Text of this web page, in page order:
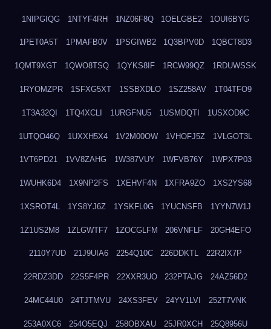
1NIPGIQG 1NTYF4RH 1NZ06F8Q 1OELGBE2 1OUI6BYG
1PET0A5T 1PMAFB0V 1PSGIWB2 1Q3BPV0D 1QBCT8D3
1QMT9XGT 1QWO8TSQ 1QYKS8IF 1RCW99QZ 1RDUWSSK
1RYOMZPR 1SFXG5XT 1SSBXDLO 1SZ258AV 1T04TFO9
1T3A32QI 1TQ4XCLI 1URGFNU5 1USMDQTI 1USXOD9C
1UTQO46Q 1UXXH5X4 1V2M00OW 1VHOFJ5Z 1VLGOT3L
1VT6PD21 1VV8ZAHG 1W387VUY 1WFVB76Y 1WPX7P03
1WUHK6D4 1X9NP2FS 1XEHVF4N 1XFRA9ZO 1XS2YS68
1XSROT4L 1YS8YJ6Z 1YSKFL0G 1YUCNSFB 1YYN7W1J
1Z1US2M8 1ZLGWTF7 1ZOCGLFM 206VNFLF 20GH4EFO
2110Y7UD 21J9UIA6 2254Q10C 226DDKTL 22R2IX7P
22RDZ3DD 22S5F4PR 22XXR3UO 232PTAJG 24AZ56D2
24MC44U0 24TJTMVU 24XS3FEV 24YV1LVI 252T7VNK
253A0XC6 254O5EQJ 258OBXAU 25JR0XCH 25Q8956U